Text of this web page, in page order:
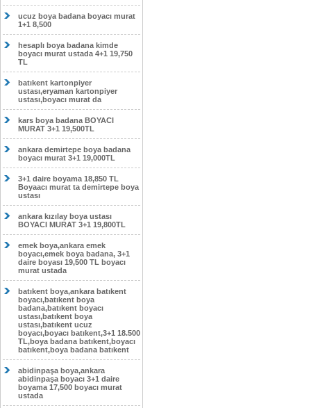
ucuz boya badana boyacı murat
1+1 8,500
hesaplı boya badana kimde
boyacı murat ustada 4+1 19,750
TL
batıkent kartonpiyer
ustası,eryaman kartonpiyer
ustası,boyacı murat da
kars boya badana BOYACI
MURAT 3+1 19,500TL
ankara demirtepe boya badana
boyacı murat 3+1 19,000TL
3+1 daire boyama 18,850 TL
Boyaacı murat ta demirtepe boya
ustası
ankara kızılay boya ustası
BOYACI MURAT 3+1 19,800TL
emek boya,ankara emek
boyacı,emek boya badana, 3+1
daire boyası 19,500 TL boyacı
murat ustada
batıkent boya,ankara batıkent
boyacı,batıkent boya
badana,batıkent boyacı
ustası,batıkent boya
ustası,batıkent ucuz
boyacı,boyacı batıkent,3+1 18.500
TL,boya badana batıkent,boyacı
batıkent,boya badana batıkent
abidinpaşa boya,ankara
abidinpaşa boyacı 3+1 daire
boyama 17,500 boyacı murat
ustada